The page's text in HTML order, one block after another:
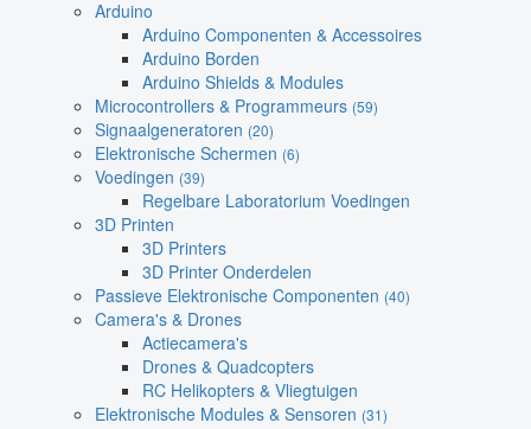
Arduino
Arduino Componenten & Accessoires
Arduino Borden
Arduino Shields & Modules
Microcontrollers & Programmeurs (59)
Signaalgeneratoren (20)
Elektronische Schermen (6)
Voedingen (39)
Regelbare Laboratorium Voedingen
3D Printen
3D Printers
3D Printer Onderdelen
Passieve Elektronische Componenten (40)
Camera's & Drones
Actiecamera's
Drones & Quadcopters
RC Helikopters & Vliegtuigen
Elektronische Modules & Sensoren (31)